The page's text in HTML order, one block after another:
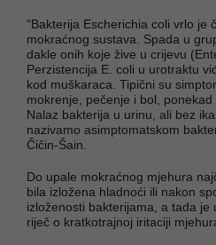
“Bakterija Escherichia coli vrlo je
mokraćnog sustava. Spada u
dakle onih koje žive u crijevu
Perzistencija E. coli u urotraktu
kod muškaraca. Tipični su
mokrenje, pečenje i bol, ponekad
Nalaz bakterija u urinu, ali bez
nazivamo asimptomatskom
Čičin-Šain.
Do upale mokraćnog mjehura
bila izložena hladnoći ili nakon
izloženosti bakterijama, a tada je
riječ o kratkotrajnoj iritaciji